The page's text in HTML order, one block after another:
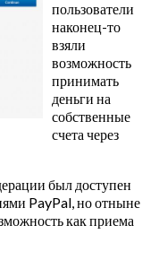
пользователи
наконец-то
взяли
возможность
принимать
деньги на
собственные
счета через
был доступен
PayPal, но отныне
как приема